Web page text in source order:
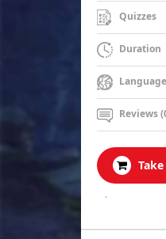
Quizzes
Duration
Language
Reviews
.